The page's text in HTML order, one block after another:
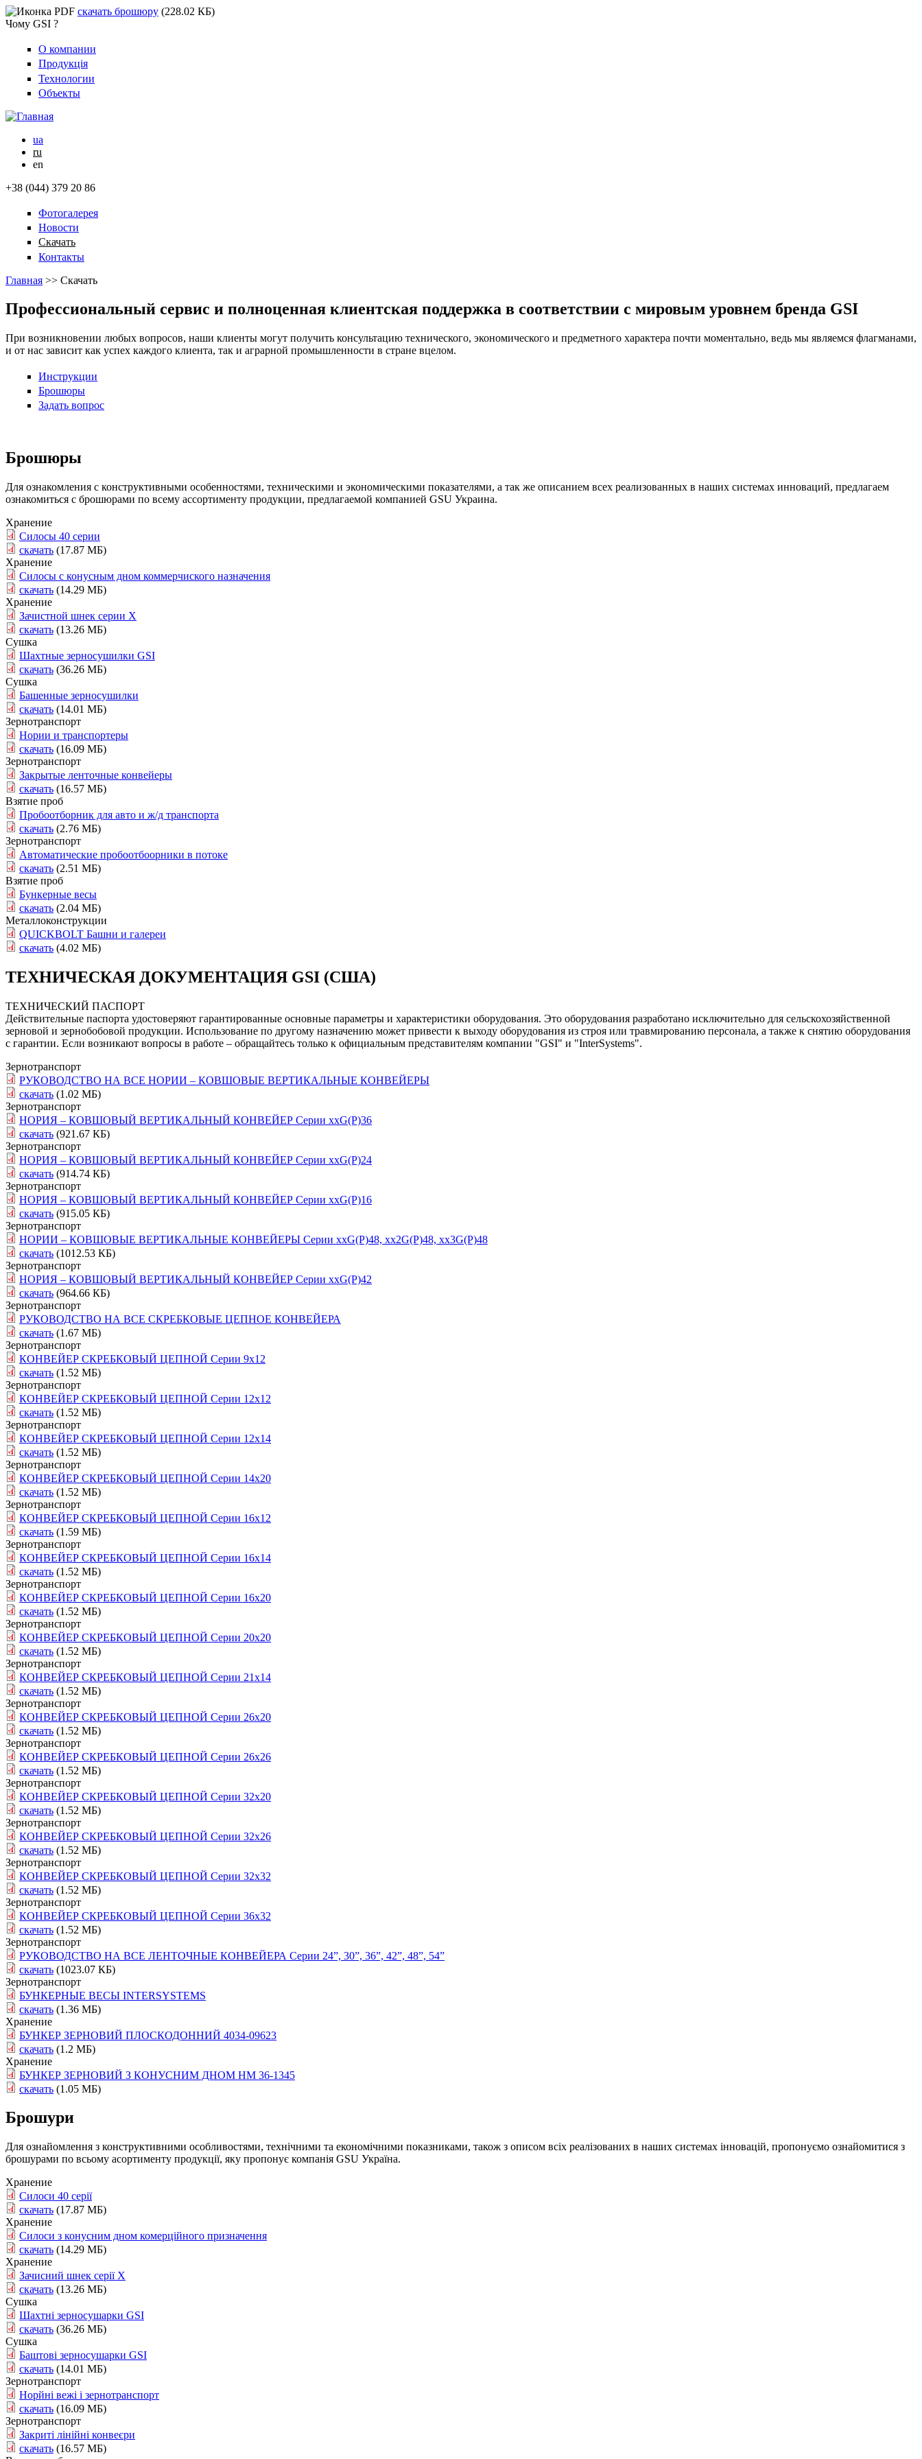
скачать брошюру (228.02 КБ)
Чому GSI ?
О компании
Продукція
Технологии
Объекты
ua
ru
en
+38 (044) 379 20 86
Фотогалерея
Новости
Скачать
Контакты
Главная >> Скачать
Профессиональный сервис и полноценная клиентская поддержка в соответствии с мировым уровнем бренда GSI
При возникновении любых вопросов, наши клиенты могут получить консультацию технического, экономического и предметного характера почти моментально, ведь мы являемся флагманами,
и от нас зависит как успех каждого клиента, так и аграрной промышленности в стране вцелом.
Инструкции
Брошюры
Задать вопрос
Брошюры
Для ознакомления с конструктивными особенностями, техническими и экономическими показателями, а так же описанием всех реализованных в наших системах инноваций, предлагаем
ознакомиться с брошюрами по всему ассортименту продукции, предлагаемой компанией GSU Украина.
Хранение
Силосы 40 серии
скачать (17.87 МБ)
Хранение
Силосы с конусным дном коммерчиского назначения
скачать (14.29 МБ)
Хранение
Зачистной шнек серии Х
скачать (13.26 МБ)
Сушка
Шахтные зерносушилки GSI
скачать (36.26 МБ)
Сушка
Башенные зерносушилки
скачать (14.01 МБ)
Зернотранспорт
Нории и транспортеры
скачать (16.09 МБ)
Зернотранспорт
Закрытые ленточные конвейеры
скачать (16.57 МБ)
Взятие проб
Пробоотборник для авто и ж/д транспорта
скачать (2.76 МБ)
Зернотранспорт
Автоматические пробоотбоорники в потоке
скачать (2.51 МБ)
Взятие проб
Бункерные весы
скачать (2.04 МБ)
Металлоконструкции
QUICKBOLT Башни и галереи
скачать (4.02 МБ)
ТЕХНИЧЕСКАЯ ДОКУМЕНТАЦИЯ GSI (США)
ТЕХНИЧЕСКИЙ ПАСПОРТ
Действительные паспорта удостоверяют гарантированные основные параметры и характеристики оборудования. Это оборудования разработано исключительно для сельскохозяйственной
зерновой и зернобобовой продукции. Использование по другому назначению может привести к выходу оборудования из строя или травмированию персонала, а также к снятию оборудования
с гарантии. Если возникают вопросы в работе – обращайтесь только к официальным представителям компании "GSI" и "InterSystems".
Зернотранспорт
РУКОВОДСТВО НА ВСЕ НОРИИ – КОВШОВЫЕ ВЕРТИКАЛЬНЫЕ КОНВЕЙЕРЫ
скачать (1.02 МБ)
Зернотранспорт
НОРИЯ – КОВШОВЫЙ ВЕРТИКАЛЬНЫЙ КОНВЕЙЕР Серии ххG(P)36
скачать (921.67 КБ)
Зернотранспорт
НОРИЯ – КОВШОВЫЙ ВЕРТИКАЛЬНЫЙ КОНВЕЙЕР Серии ххG(P)24
скачать (914.74 КБ)
Зернотранспорт
НОРИЯ – КОВШОВЫЙ ВЕРТИКАЛЬНЫЙ КОНВЕЙЕР Серии ххG(P)16
скачать (915.05 КБ)
Зернотранспорт
НОРИИ – КОВШОВЫЕ ВЕРТИКАЛЬНЫЕ КОНВЕЙЕРЫ Серии ххG(P)48, хх2G(P)48, хх3G(P)48
скачать (1012.53 КБ)
Зернотранспорт
НОРИЯ – КОВШОВЫЙ ВЕРТИКАЛЬНЫЙ КОНВЕЙЕР Серии ххG(P)42
скачать (964.66 КБ)
Зернотранспорт
РУКОВОДСТВО НА ВСЕ СКРЕБКОВЫЕ ЦЕПНОЕ КОНВЕЙЕРА
скачать (1.67 МБ)
Зернотранспорт
КОНВЕЙЕР СКРЕБКОВЫЙ ЦЕПНОЙ Серии 9х12
скачать (1.52 МБ)
Зернотранспорт
КОНВЕЙЕР СКРЕБКОВЫЙ ЦЕПНОЙ Серии 12х12
скачать (1.52 МБ)
Зернотранспорт
КОНВЕЙЕР СКРЕБКОВЫЙ ЦЕПНОЙ Серии 12х14
скачать (1.52 МБ)
Зернотранспорт
КОНВЕЙЕР СКРЕБКОВЫЙ ЦЕПНОЙ Серии 14х20
скачать (1.52 МБ)
Зернотранспорт
КОНВЕЙЕР СКРЕБКОВЫЙ ЦЕПНОЙ Серии 16х12
скачать (1.59 МБ)
Зернотранспорт
КОНВЕЙЕР СКРЕБКОВЫЙ ЦЕПНОЙ Серии 16х14
скачать (1.52 МБ)
Зернотранспорт
КОНВЕЙЕР СКРЕБКОВЫЙ ЦЕПНОЙ Серии 16х20
скачать (1.52 МБ)
Зернотранспорт
КОНВЕЙЕР СКРЕБКОВЫЙ ЦЕПНОЙ Серии 20х20
скачать (1.52 МБ)
Зернотранспорт
КОНВЕЙЕР СКРЕБКОВЫЙ ЦЕПНОЙ Серии 21х14
скачать (1.52 МБ)
Зернотранспорт
КОНВЕЙЕР СКРЕБКОВЫЙ ЦЕПНОЙ Серии 26х20
скачать (1.52 МБ)
Зернотранспорт
КОНВЕЙЕР СКРЕБКОВЫЙ ЦЕПНОЙ Серии 26х26
скачать (1.52 МБ)
Зернотранспорт
КОНВЕЙЕР СКРЕБКОВЫЙ ЦЕПНОЙ Серии 32х20
скачать (1.52 МБ)
Зернотранспорт
КОНВЕЙЕР СКРЕБКОВЫЙ ЦЕПНОЙ Серии 32х26
скачать (1.52 МБ)
Зернотранспорт
КОНВЕЙЕР СКРЕБКОВЫЙ ЦЕПНОЙ Серии 32х32
скачать (1.52 МБ)
Зернотранспорт
КОНВЕЙЕР СКРЕБКОВЫЙ ЦЕПНОЙ Серии 36х32
скачать (1.52 МБ)
Зернотранспорт
РУКОВОДСТВО НА ВСЕ ЛЕНТОЧНЫЕ КОНВЕЙЕРА Серии 24”, 30”, 36”, 42”, 48”, 54”
скачать (1023.07 КБ)
Зернотранспорт
БУНКЕРНЫЕ ВЕСЫ INTERSYSTEMS
скачать (1.36 МБ)
Хранение
БУНКЕР ЗЕРНОВИЙ ПЛОСКОДОННИЙ 4034-09623
скачать (1.2 МБ)
Хранение
БУНКЕР ЗЕРНОВИЙ З КОНУСНИМ ДНОМ HM 36-1345
скачать (1.05 МБ)
Брошури
Для ознайомлення з конструктивними особливостями, технічними та економічними показниками, також з описом всіх реалізованих в наших системах інновацій, пропонуємо ознайомитися з
брошурами по всьому асортименту продукції, яку пропонує компанія GSU Україна.
Хранение
Силоси 40 серії
скачать (17.87 МБ)
Хранение
Силоси з конусним дном комерційного призначення
скачать (14.29 МБ)
Хранение
Зачисний шнек серії Х
скачать (13.26 МБ)
Сушка
Шахтні зерносушарки GSI
скачать (36.26 МБ)
Сушка
Баштові зерносушарки GSI
скачать (14.01 МБ)
Зернотранспорт
Норйні вежі і зернотранспорт
скачать (16.09 МБ)
Зернотранспорт
Закриті лінійні конвеєри
скачать (16.57 МБ)